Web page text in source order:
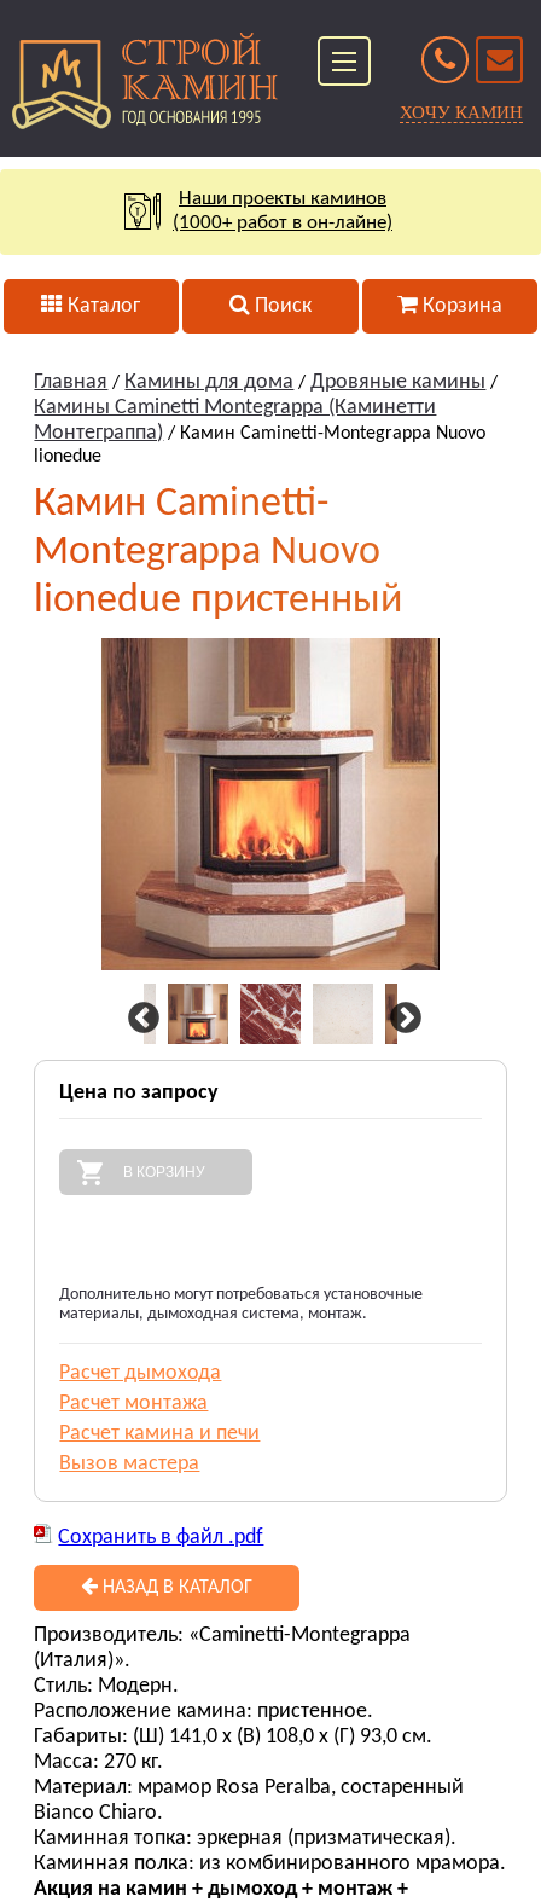
ХОЧУ КАМИН
Наши проекты каминов
(1000+ работ в он-лайне)
Каталог Поиск Корзина
Главная / Камины для дома /Дровяные камины /
Камины Caminetti Montegrappa (Каминетти
Монтеграппа) / Камин Caminetti-Montegrappa Nuovo
lionedue
Камин Caminetti-
Montegrappa Nuovo
lionedue пристенный
Цена по запросу
В КОРЗИНУ
Дополнительно могут потребоваться установочные
материалы, дымоходная система, монтаж.
Расчет дымохода
Расчет монтажа
Расчет камина и печи
Вызов мастера
Сохранить в файл .pdf
НАЗАД В КАТАЛОГ
Производитель: «Caminetti-Montegrappa
(Италия)».
Стиль: Модерн.
Расположение камина: пристенное.
Габариты: (Ш) 141,0 х (В) 108,0 х (Г) 93,0 см.
Масса: 270 кг.
Материал: мрамор Rosa Peralba, состаренный
Bianco Chiaro.
Каминная топка: эркерная (призматическая).
Каминная полка: из комбинированного мрамора.
Акция на камин + дымоход + монтаж +